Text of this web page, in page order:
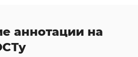
аннотации на